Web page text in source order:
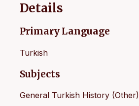
Details
Primary Language
Turkish
Subjects
General Turkish History (Other)